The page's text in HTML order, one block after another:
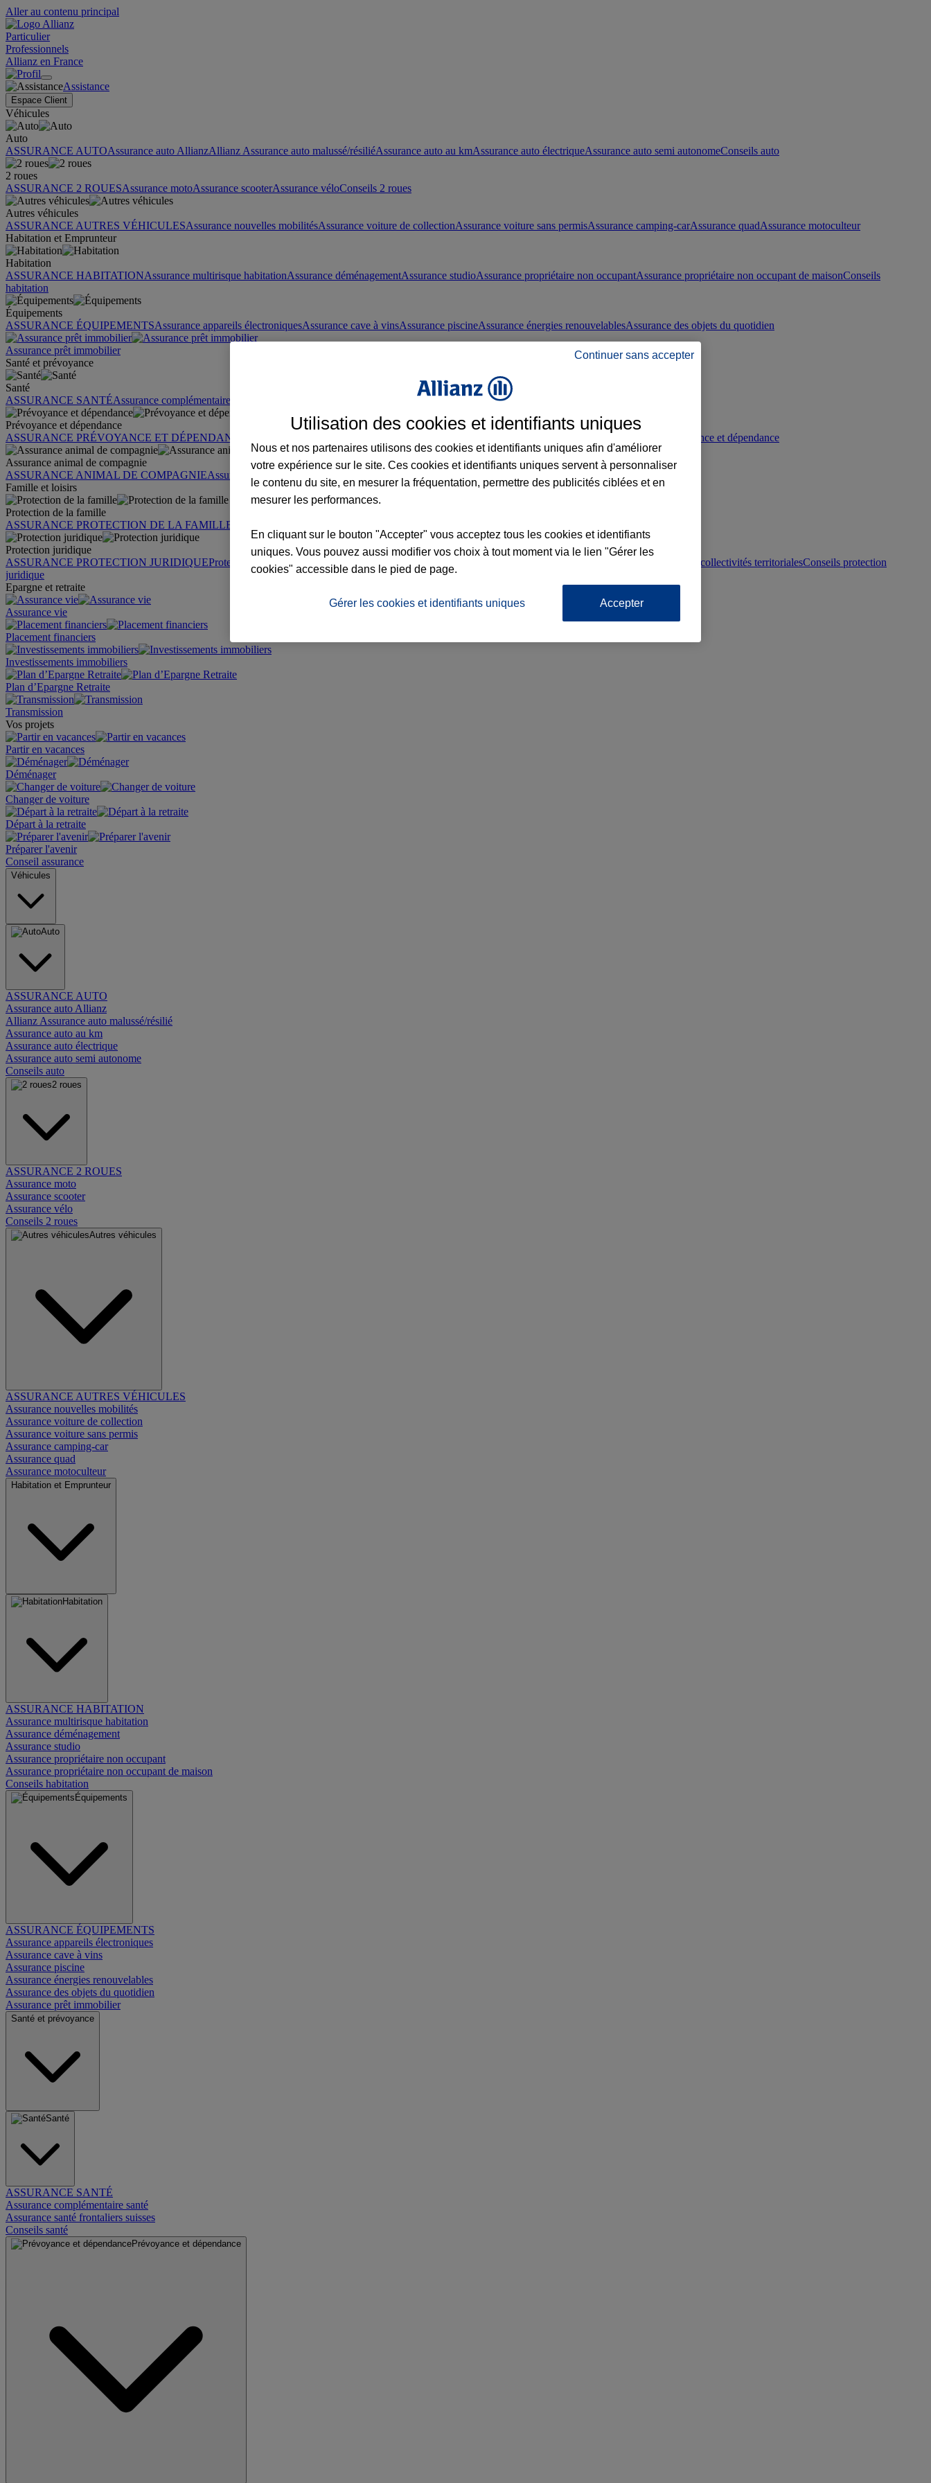
Aller au contenu principal
Particulier
Professionnels
Allianz en France
Assistance
Espace Client
Véhicules
Auto
ASSURANCE AUTOAssurance auto AllianzAllianz Assurance auto malussé/résiliéAssurance auto au kmAssurance auto électriqueAssurance auto semi autonomeConseils auto
2 roues
ASSURANCE 2 ROUESAssurance motoAssurance scooterAssurance véloConseils 2 roues
Autres véhicules
ASSURANCE AUTRES VÉHICULESAssurance nouvelles mobilitésAssurance voiture de collectionAssurance voiture sans permisAssurance camping-carAssurance quadAssurance motoculteur
Habitation et Emprunteur
Habitation
ASSURANCE HABITATIONAssurance multirisque habitationAssurance déménagementAssurance studioAssurance propriétaire non occupantAssurance propriétaire non occupant de maisonConseils
habitation
Équipements
ASSURANCE ÉQUIPEMENTSAssurance appareils électroniquesAssurance cave à vinsAssurance piscineAssurance énergies renouvelablesAssurance des objets du quotidien
Assurance prêt immobilier
Santé et prévoyance
Santé
ASSURANCE SANTÉAssurance complémentaire santé Conseils santé
Prévoyance et dépendance
ASSURANCE PRÉVOYANCE ET DÉPENDANCE
Conseils prévoyance et dépendance
Assurance animal de compagnie
ASSURANCE ANIMAL DE COMPAGNIEAssurance chien Assurance chat
Conseils animal de compagnie
Famille et loisirs
Protection de la famille
ASSURANCE PROTECTION DE LA FAMILLE
Protection juridique
ASSURANCE PROTECTION JURIDIQUEProtection juridique particuliers Protection juridique immobilière Protection juridique collectivités territorialesConseils protection
juridique
Epargne et retraite
Assurance vie
Placement financiers
Investissements immobiliers
Plan d’Epargne Retraite
Transmission
Vos projets
Partir en vacances
Déménager
Changer de voiture
Départ à la retraite
Préparer l'avenir
Conseil assurance
Véhicules
Auto
ASSURANCE AUTO
Assurance auto Allianz
Allianz Assurance auto malussé/résilié
Assurance auto au km
Assurance auto électrique
Assurance auto semi autonome
Conseils auto
2 roues
ASSURANCE 2 ROUES
Assurance moto
Assurance scooter
Assurance vélo
Conseils 2 roues
Autres véhicules
ASSURANCE AUTRES VÉHICULES
Assurance nouvelles mobilités
Assurance voiture de collection
Assurance voiture sans permis
Assurance camping-car
Assurance quad
Assurance motoculteur
Habitation et Emprunteur
Habitation
ASSURANCE HABITATION
Assurance multirisque habitation
Assurance déménagement
Assurance studio
Assurance propriétaire non occupant
Assurance propriétaire non occupant de maison
Conseils habitation
Équipements
ASSURANCE ÉQUIPEMENTS
Assurance appareils électroniques
Assurance cave à vins
Assurance piscine
Assurance énergies renouvelables
Assurance des objets du quotidien
Assurance prêt immobilier
Santé et prévoyance
Santé
ASSURANCE SANTÉ
Assurance complémentaire santé
Assurance santé frontaliers suisses
Conseils santé
Prévoyance et dépendance
Continuer sans accepter
Utilisation des cookies et identifiants uniques
Nous et nos partenaires utilisons des cookies et identifiants uniques afin d'améliorer
votre expérience sur le site. Ces cookies et identifiants uniques servent à personnaliser
le contenu du site, en mesurer la fréquentation, permettre des publicités ciblées et en
mesurer les performances.
En cliquant sur le bouton "Accepter" vous acceptez tous les cookies et identifiants
uniques. Vous pouvez aussi modifier vos choix à tout moment via le lien "Gérer les
cookies" accessible dans le pied de page.
Gérer les cookies et identifiants uniques Accepter